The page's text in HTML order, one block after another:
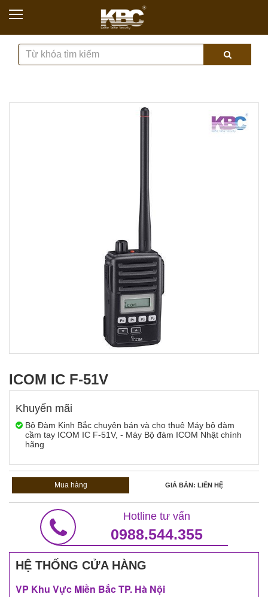
ICOM IC F-51V
Khuyến mãi
Bộ Đàm Kinh Bắc chuyên bán và cho thuê Máy bộ đàm
cầm tay ICOM IC F-51V, - Máy Bộ đàm ICOM Nhật chính
hãng
Mua hàng GIÁ BÁN: LIÊN HỆ
Hotline tư vấn
0988.544.355
HỆ THỐNG CỬA HÀNG
VP Khu Vực Miền Bắc TP. Hà Nội